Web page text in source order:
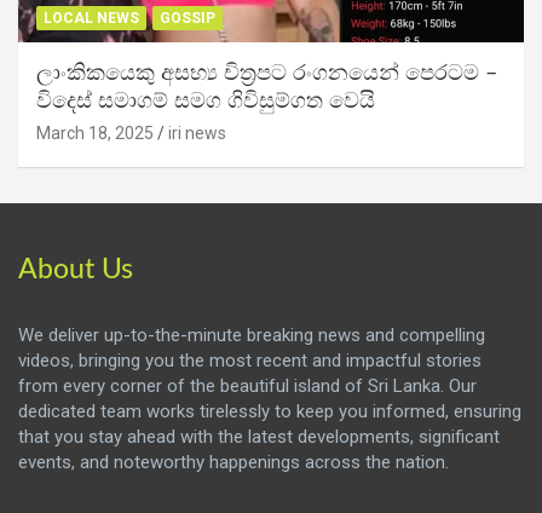
LOCAL NEWS GOSSIP
ලාංකිකයෙකු අසභ්‍ය චිත්‍රපට රංගනයෙන් පෙරටම –
විදෙස් සමාගම් සමග ගිවිසුම්ගත වෙයි
March 18, 2025 iri news
About Us
We deliver up-to-the-minute breaking news and compelling
videos, bringing you the most recent and impactful stories
from every corner of the beautiful island of Sri Lanka. Our
dedicated team works tirelessly to keep you informed, ensuring
that you stay ahead with the latest developments, significant
events, and noteworthy happenings across the nation.